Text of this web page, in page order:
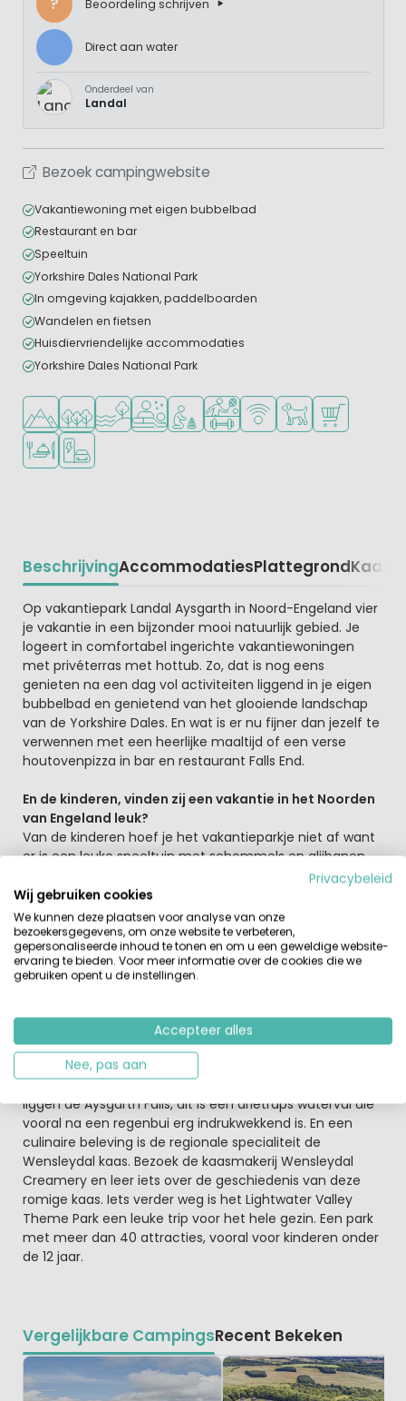
Beoordeling schrijven
Direct aan water
Onderdeel van
Landal
Bezoek campingwebsite
Vakantiewoning met eigen bubbelbad
Restaurant en bar
Speeltuin
Yorkshire Dales National Park
In omgeving kajakken, paddelboarden
Wandelen en fietsen
Huisdiervriendelijke accommodaties
Yorkshire Dales National Park
Ligt in de heuvels/bergen
Ligt in een bosrijke omgeving
Ligt bij het water
Wellnessfaciliteiten
Aanbevolen voor jonge kinderen
Veel mogelijkheden om te
WiFi beschikbaar
Huisdieren
Restaurant of pizzeria
Laadpaal elektrische auto
BeschrijvingAccommodatiesPlattegrondKaart
Beschrijving
Op vakantiepark Landal Aysgarth in Noord-Engeland vier
je vakantie in een bijzonder mooi natuurlijk gebied. Je
logeert in comfortabel ingerichte vakantiewoningen
met privéterras met hottub. Zo, dat is nog eens
genieten na een dag vol activiteiten liggend in je eigen
bubbelbad en genietend van het glooiende landschap
van de Yorkshire Dales. En wat is er nu fijner dan jezelf te
verwennen met een heerlijke maaltijd of een verse
houtovenpizza in bar en restaurant Falls End.
En de kinderen, vinden zij een vakantie in het Noorden
van Engeland leuk?
Van de kinderen hoef je het vakantieparkje niet af want
er is een leuke speeltuin met schommels en glijbanen
en een avonturengolfbaan met 9-holes. De hond is in
sommige vakantiewoningen ook welkom en er is zelfs
een behendigheidsparcours op het park voor je trouwe
viervoeter.
Verken de omgeving met diverse leuke activiteiten
te verkennen. De heuvellandschappen, de rijke
natuurreservaten, watervallen en bijzondere grotten.
Ook zijn er voor het hele gezin leuke attracties die je
kunt bezoeken. Op slechts 2 kilometer van je verblijf
liggen de Aysgarth Falls, dit is een drietraps waterval die
vooral na een regenbui erg indrukwekkend is. En een
culinaire beleving is de regionale specialiteit de
Wensleydal kaas. Bezoek de kaasmakerij Wensleydal
Creamery en leer iets over de geschiedenis van deze
romige kaas. Iets verder weg is het Lightwater Valley
Theme Park een leuke trip voor het hele gezin. Een park
met meer dan 40 attracties, vooral voor kinderen onder
de 12 jaar.
Vergelijkbare CampingsRecent Bekeken
Privacybeleid
Wij gebruiken cookies
We kunnen deze plaatsen voor analyse van onze
bezoekersgegevens, om onze website te verbeteren,
gepersonaliseerde inhoud te tonen en om u een geweldige website-
ervaring te bieden. Voor meer informatie over de cookies die we
gebruiken opent u de instellingen.
Accepteer alles
Nee, pas aan